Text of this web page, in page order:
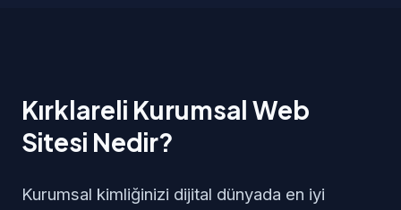
Kırklareli Kurumsal Web
Sitesi Nedir?
Kurumsal kimliğinizi dijital dünyada en iyi